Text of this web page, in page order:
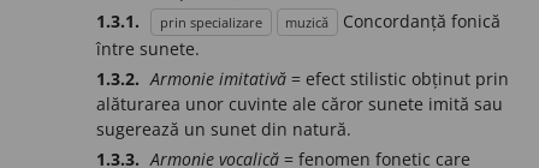
1.3.1.
prin specializare muzică
Concordanță fonică
între sunete.
1.3.2. Armonie imitativă = efect stilistic obținut prin
alăturarea unor cuvinte ale căror sunete imită sau
sugerează un sunet din natură.
1.3.3. Armonie vocalică = fenomen fonetic care